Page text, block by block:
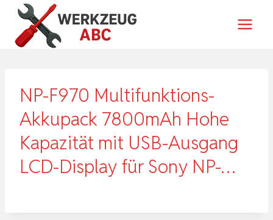
Zum
Inhalt
springen
NP-F970 Multifunktions-
Akkupack 7800mAh Hohe
Kapazität mit USB-Ausgang
LCD-Display für Sony NP-…